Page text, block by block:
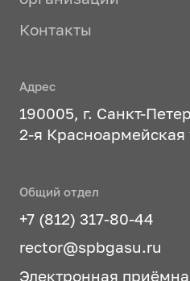
Контакты
Адрес
190005, г. Санкт-
2-я Красноармейская
Общий отдел
+7 (812) 317-80-44
rector@spbgasu.ru
Электронная